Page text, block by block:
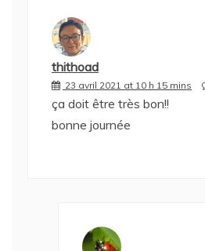
thithoad
23 avril 2021 at 10 h 15 mins
ça doit être très bon!!
bonne journée